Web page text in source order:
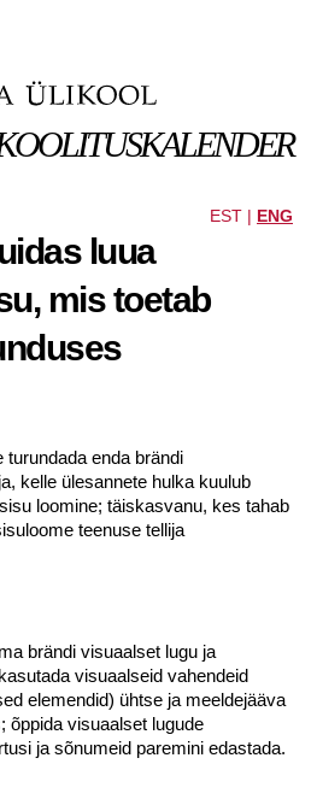
EST | ENG
luua
mis toetab
enda brändi
kelle ülesannete hulka kuulub
loomine; täiskasvanu, kes tahab
teenuse tellija
brändi visuaalset lugu ja
visuaalseid vahendeid
elemendid) ühtse ja meeldejääva
õppida visuaalset lugude
ja sõnumeid paremini edastada.